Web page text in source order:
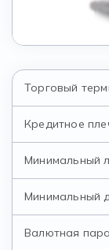
Торговый
Кредитное
Минимальный
Минимальный
Валютная пара